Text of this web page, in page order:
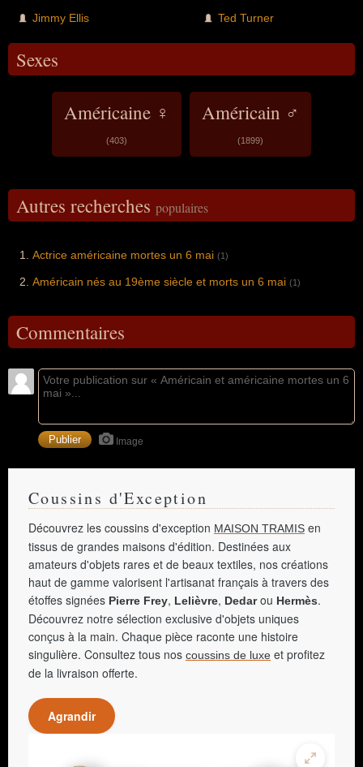
Jimmy Ellis
Ted Turner
Sexes
Américaine ♀
(403)
Américain ♂
(1899)
Autres recherches populaires
Actrice américaine mortes un 6 mai (1)
Américain nés au 19ème siècle et morts un 6 mai (1)
Commentaires
Image
Coussins d'Exception
Découvrez les coussins d'exception MAISON TRAMIS en
tissus de grandes maisons d'édition. Destinées aux
amateurs d'objets rares et de beaux textiles, nos créations
haut de gamme valorisent l'artisanat français à travers des
étoffes signées Pierre Frey, Lelièvre, Dedarou Hermès.
Découvrez notre sélection exclusive d'objets uniques
conçus à la main. Chaque pièce raconte une histoire
singulière. Consultez tous nos coussins de luxe et profitez
de la livraison offerte.
Agrandir